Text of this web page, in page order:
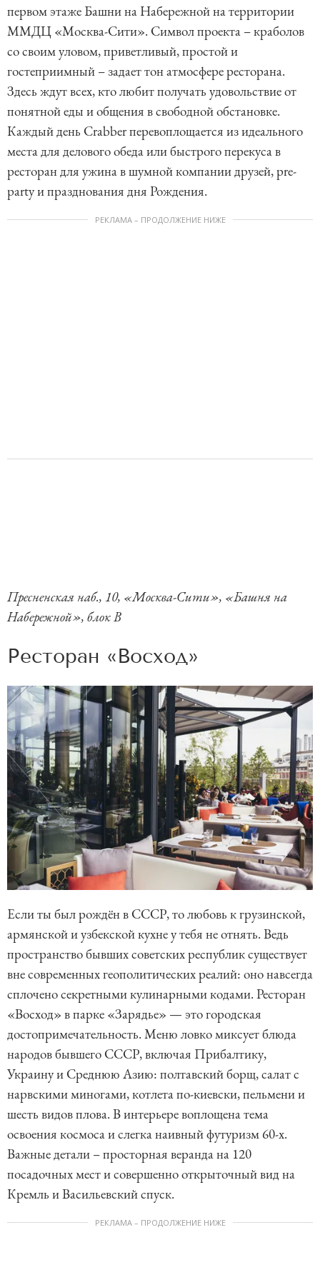
первом этаже Башни на Набережной на территории
ММДЦ «Москва-Сити». Символ проекта – краболов
со своим уловом, приветливый, простой и
гостеприимный – задает тон атмосфере ресторана.
Здесь ждут всех, кто любит получать удовольствие от
понятной еды и общения в свободной обстановке.
Каждый день Crabber перевоплощается из идеального
места для делового обеда или быстрого перекуса в
ресторан для ужина в шумной компании друзей, pre-
party и празднования дня Рождения.
РЕКЛАМА – ПРОДОЛЖЕНИЕ НИЖЕ
Пресненская наб., 10, «Москва-Сити», «Башня на
Набережной», блок B
Ресторан «Восход»
Если ты был рождён в СССР, то любовь к грузинской,
армянской и узбекской кухне у тебя не отнять. Ведь
пространство бывших советских республик существует
вне современных геополитических реалий: оно навсегда
сплочено секретными кулинарными кодами. Ресторан
«Восход» в парке «Зарядье» — это городская
достопримечательность. Меню ловко миксует блюда
народов бывшего СССР, включая Прибалтику,
Украину и Среднюю Азию: полтавский борщ, салат с
нарвскими миногами, котлета по-киевски, пельмени и
шесть видов плова. В интерьере воплощена тема
освоения космоса и слегка наивный футуризм 60-х.
Важные детали – просторная веранда на 120
посадочных мест и совершенно открыточный вид на
Кремль и Васильевский спуск.
РЕКЛАМА – ПРОДОЛЖЕНИЕ НИЖЕ